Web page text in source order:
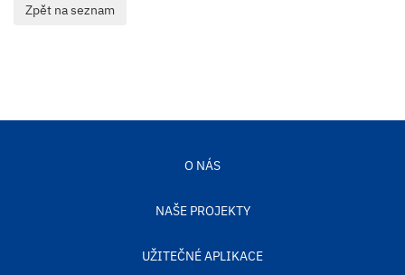
O NÁS
NAŠE PROJEKTY
UŽITEČNÉ APLIKACE